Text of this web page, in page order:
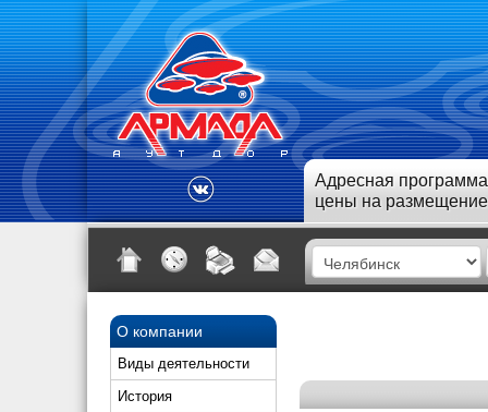
Адресная
цены на размещение
О компании
Виды деятельности
История